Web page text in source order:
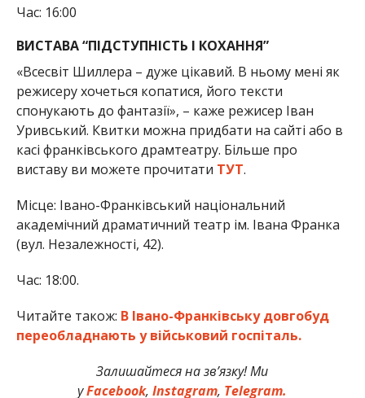
Час: 16:00
ВИСТАВА “ПІДСТУПНІСТЬ І КОХАННЯ”
«Всесвіт Шиллера – дуже цікавий. В ньому мені як
режисеру хочеться копатися, його тексти
спонукають до фантазії», – каже режисер Іван
Уривський. Квитки можна придбати на сайті або в
касі франківського драмтеатру. Більше про
виставу ви можете прочитати ТУТ.
Місце: Івано-Франківський національний
академічний драматичний театр ім. Івана Франка
(вул. Незалежності, 42).
Час: 18:00.
Читайте також: В Івано-Франківську довгобуд
переобладнають у військовий госпіталь.
Залишайтеся на зв’язку! Ми
уFacebook, Instagram, Telegram.